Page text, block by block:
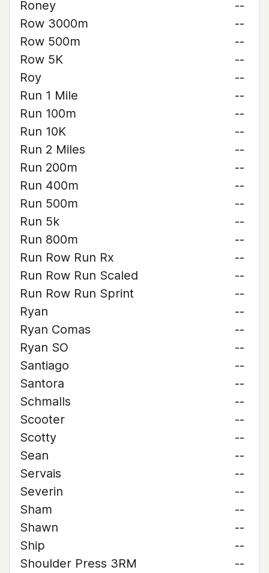
Roney
--
Row 3000m
--
Row 500m
--
Row 5K
--
Roy
--
Run 1 Mile
--
Run 100m
--
Run 10K
--
Run 2 Miles
--
Run 200m
--
Run 400m
--
Run 500m
--
Run 5k
--
Run 800m
--
Run Row Run Rx
--
Run Row Run Scaled
--
Run Row Run Sprint
--
Ryan
--
Ryan Comas
--
Ryan SO
--
Santiago
--
Santora
--
Schmalls
--
Scooter
--
Scotty
--
Sean
--
Servais
--
Severin
--
Sham
--
Shawn
--
Ship
--
Shoulder Press 3RM
--